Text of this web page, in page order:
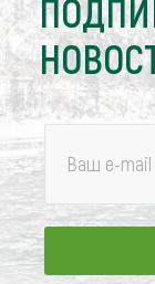
Ваш e-mail